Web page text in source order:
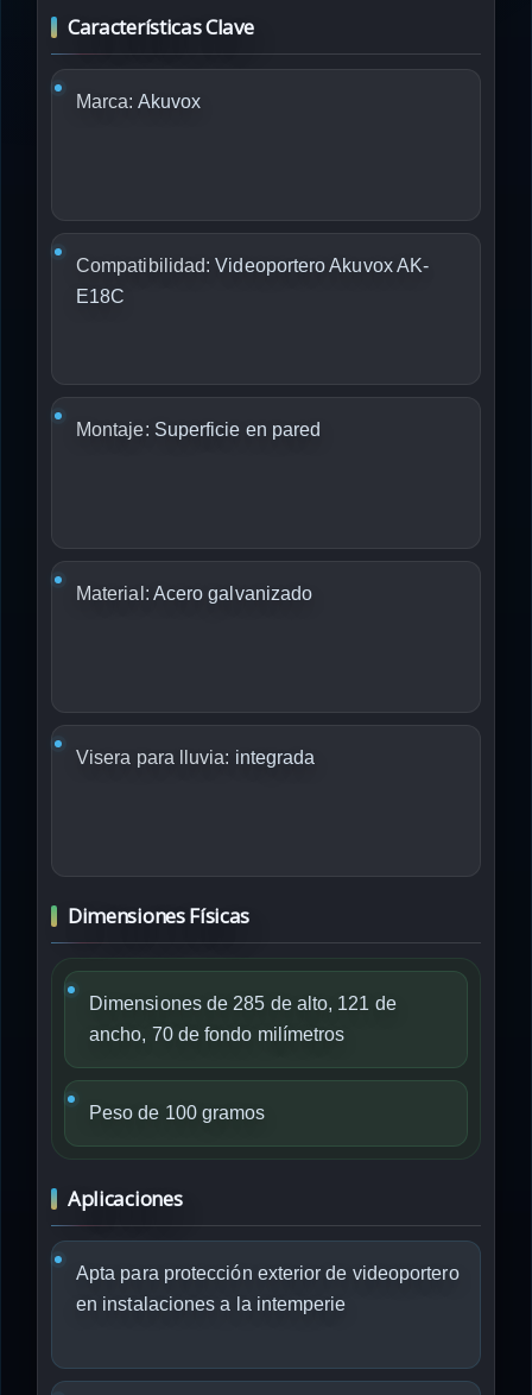
Características Clave
Marca: Akuvox
Compatibilidad: Videoportero Akuvox AK-
E18C
Montaje: Superficie en pared
Material: Acero galvanizado
Visera para lluvia: integrada
Dimensiones Físicas
Dimensiones de 285 de alto, 121 de
ancho, 70 de fondo milímetros
Peso de 100 gramos
Aplicaciones
Apta para protección exterior de videoportero
en instalaciones a la intemperie